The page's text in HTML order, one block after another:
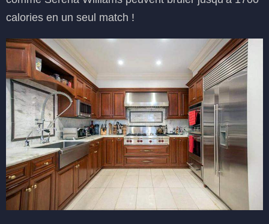
calories en un seul match !